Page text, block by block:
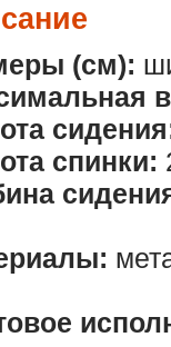
(см):
спинки: